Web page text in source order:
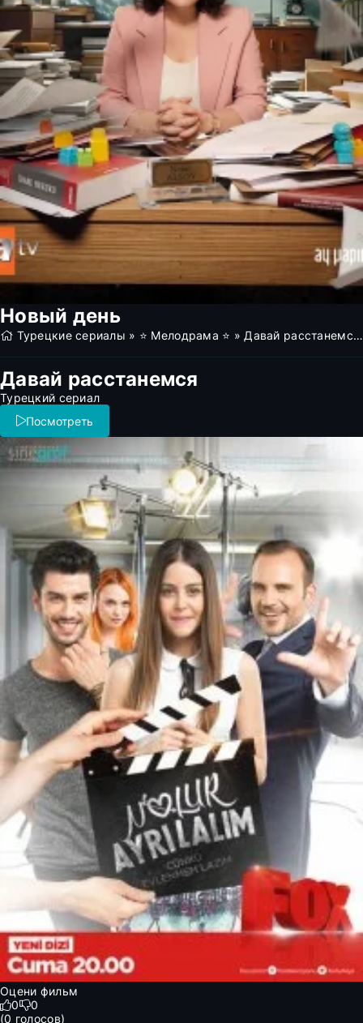
Новый день
Турецкие сериалы » ⭐ Мелодрама ⭐ » Давай расстанемся (все серии)
Давай расстанемся
Турецкий сериал
Посмотреть
Оцени фильм
0
0
(0 голосов)